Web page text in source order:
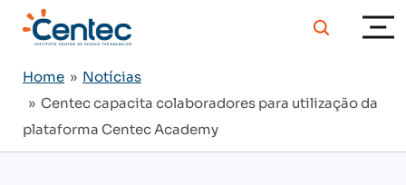
Home » Notícias
» Centec capacita colaboradores para utilização da
plataforma Centec Academy